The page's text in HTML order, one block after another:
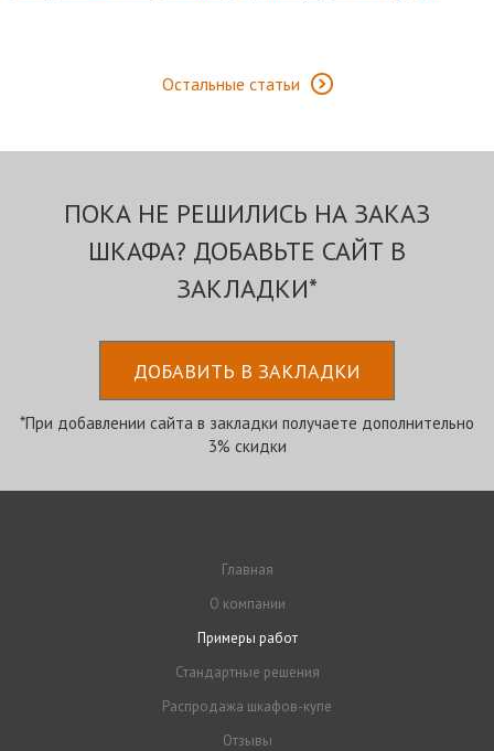
Остальные статьи
ПОКА НЕ РЕШИЛИСЬ НА ЗАКАЗ
ШКАФА? ДОБАВЬТЕ САЙТ В
ЗАКЛАДКИ*
ДОБАВИТЬ В ЗАКЛАДКИ
*При добавлении сайта в закладки получаете дополнительно
3% скидки
Главная
О компании
Примеры работ
Стандартные решения
Распродажа шкафов-купе
Отзывы